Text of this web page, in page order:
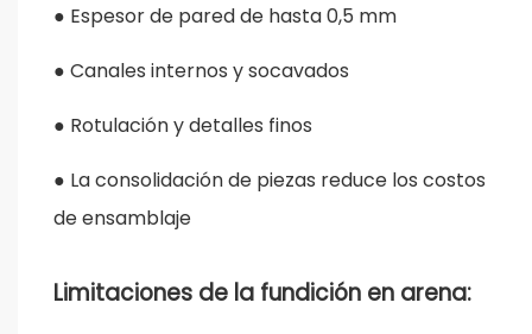
● Espesor de pared de hasta 0,5 mm
● Canales internos y socavados
● Rotulación y detalles finos
● La consolidación de piezas reduce los costos
de ensamblaje
Limitaciones de la fundición en arena: